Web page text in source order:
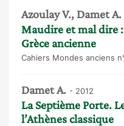
Azoulay V., Damet
Maudire et mal dire
Grèce ancienne
Cahiers Mondes anciens
Damet A. - 2012
La Septième Porte.
l’Athènes classique